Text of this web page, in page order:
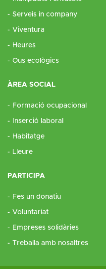
Serveis in company
Viventura
Heures
Ous ecològics
ÀREA SOCIAL
Formació ocupacional
Inserció laboral
Habitatge
Lleure
PARTICIPA
Fes un donatiu
Voluntariat
Empreses solidàries
Treballa amb nosaltres